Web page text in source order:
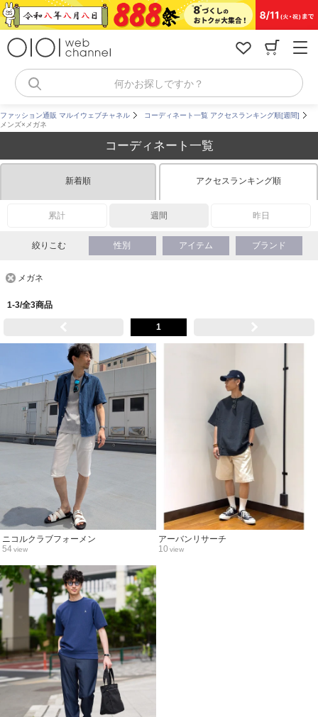
コ
ン
ッ
プ
何かお探しですか？
ファッション通販 マルイウェブチャネル
コーディネート一覧 アクセスランキング順[週間]
メンズ×メガネ
コーディネート一覧
新着順 アクセスランキング順
累計 週間 昨日
絞りこむ 性別 アイテム ブランド
メガネ
1-3/全3商品
1
54view
ニコルクラブフォーメン
10 view
アーバンリサーチ